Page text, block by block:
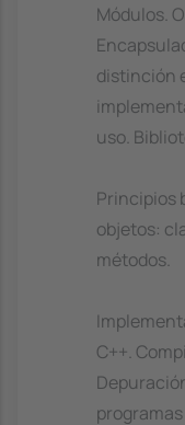
Módulos.
distinción
uso.
Principios
objetos:
métodos.
C++.